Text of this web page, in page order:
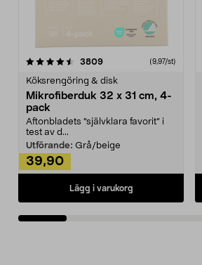
3809recensioner (9,97/st)
Köksrengöring & disk
Mikrofiberduk 32 x 31 cm, 4-
pack
Aftonbladets "självklara favorit” i
test av d...
Utförande: Grå/beige
39,90
Lägg i varukorg
4.0av 5 stjärnor